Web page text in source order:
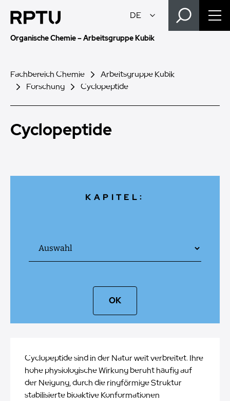
Organische Chemie – Arbeitsgruppe Kubik
Fachbereich Chemie
Arbeitsgruppe Kubik
Forschung
Cyclopeptide
Cyclopeptide
KAPITEL:
OK
Cyclopeptide sind in der Natur weit verbreitet. Ihre
hohe physiologische Wirkung beruht häufig auf
der Neigung, durch die ringförmige Struktur
stabilisierte bioaktive Konformationen